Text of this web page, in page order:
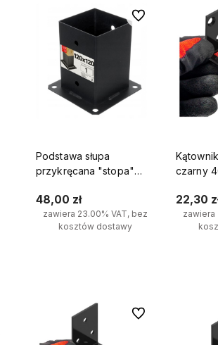
Podstawa słupa
przykręcana "stopa"
czarna
48,00 zł
zawiera 23.00% VAT, bez
kosztów dostawy
Do ulubionych
czarny
22,30
zawiera
Do ulubionych